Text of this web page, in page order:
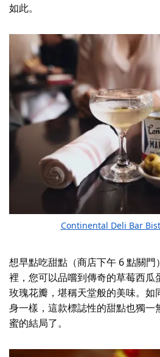
如此。
Continental Deli Bar
想早點吃甜點（商店下午 6 點關門
裡，您可以品嚐到傳奇的草莓西瓜
玫瑰花瓣，堪稱天堂般的美味。
身一樣，這款標誌性的甜點也獨一
蜜的結局了。